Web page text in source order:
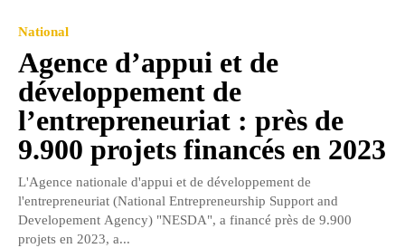
National
Agence d’appui et de
développement de
l’entrepreneuriat : près de
9.900 projets financés en 2023
L'Agence nationale d'appui et de développement de
l'entrepreneuriat (National Entrepreneurship Support and
Developement Agency) "NESDA", a financé près de 9.900
projets en 2023, a...